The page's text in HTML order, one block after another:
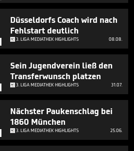
Düsseldorfs Coach wird nach
Fehlstart deutlich
3. LIGA MEDIATHEK HIGHLIGHTS 08.08.
Sein Jugendverein ließ den
Transferwunsch platzen
3. LIGA MEDIATHEK HIGHLIGHTS 31.07.
Nächster Paukenschlag bei
1860 München
3. LIGA MEDIATHEK HIGHLIGHTS 25.06.